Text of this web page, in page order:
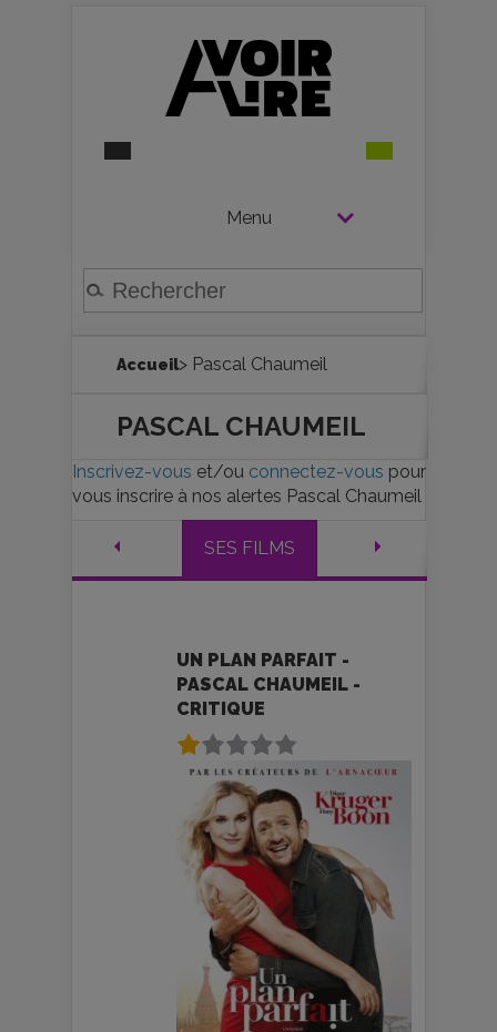
Menu
Accueil> Pascal Chaumeil
PASCAL CHAUMEIL
Inscrivez-vous et/ou connectez-vous pour
vous inscrire à nos alertes Pascal Chaumeil
SES FILMS
UN PLAN PARFAIT -
PASCAL CHAUMEIL -
CRITIQUE